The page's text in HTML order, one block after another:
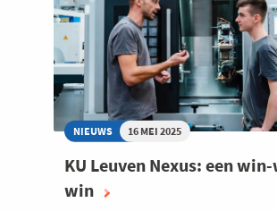
NIEUWS 16 MEI 2025
KU Leuven Nexus: een
win